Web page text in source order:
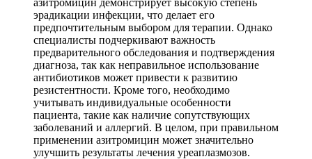
эрадикации инфекции, что делает его
предпочтительным выбором для терапии. Однако
специалисты подчеркивают важность
предварительного обследования и подтверждения
диагноза, так как неправильное использование
антибиотиков может привести к развитию
резистентности. Кроме того, необходимо
учитывать индивидуальные особенности
пациента, такие как наличие сопутствующих
заболеваний и аллергий. В целом, при правильном
применении азитромицин может значительно
улучшить результаты лечения уреаплазмозов.